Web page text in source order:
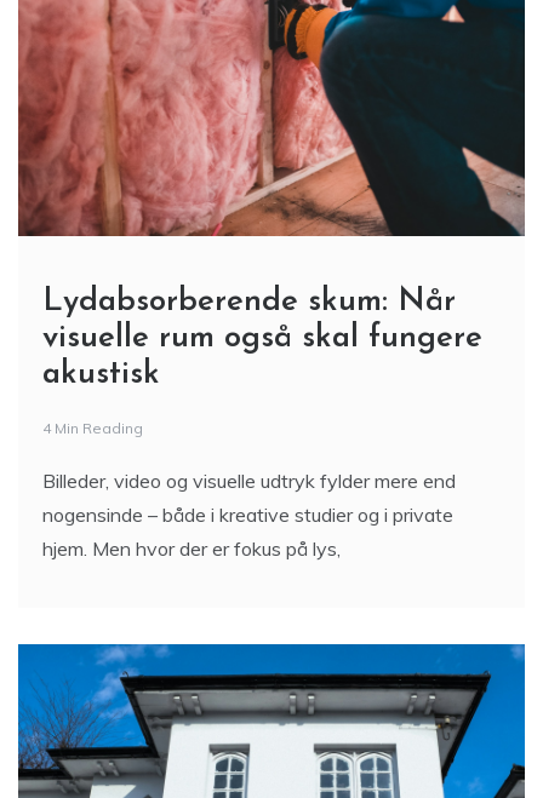
Lydabsorberende skum: Når
visuelle rum også skal fungere
akustisk
4 Min Reading
Billeder, video og visuelle udtryk fylder mere end
nogensinde – både i kreative studier og i private
hjem. Men hvor der er fokus på lys,